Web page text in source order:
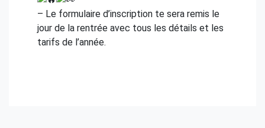
– Le formulaire d’inscription te sera remis le
jour de la rentrée avec tous les détails et les
tarifs de l’année.